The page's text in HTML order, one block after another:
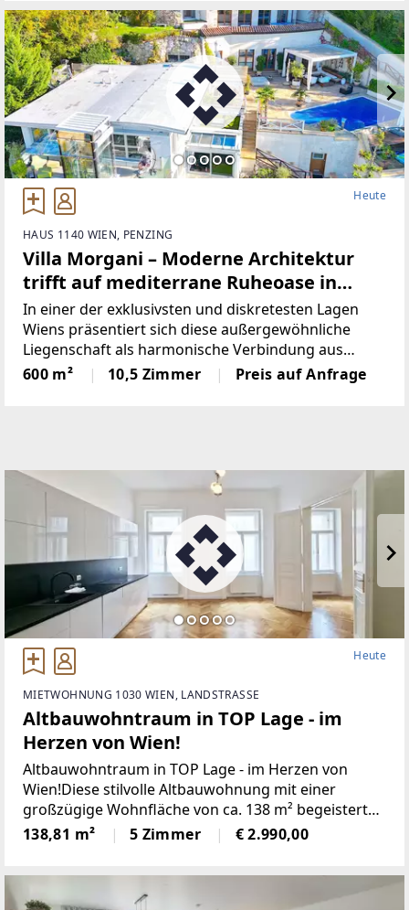
Heute
HAUS 1140 WIEN, PENZING
Villa Morgani – Moderne Architektur
trifft auf mediterrane Ruheoase in
absoluter Privatsphäre
In einer der exklusivsten und diskretesten Lagen
Wiens präsentiert sich diese außergewöhnliche
Liegenschaft als harmonische Verbindung aus
moderner Architektur und mediterranem Stil.
Eingebettet in eine ruhige, grüne Hanglage mit
600 m² 10,5 Zimmer Preis auf Anfrage
Heute
MIETWOHNUNG 1030 WIEN, LANDSTRASSE
Altbauwohntraum in TOP Lage - im
Herzen von Wien!
Altbauwohntraum in TOP Lage - im Herzen von
Wien!Diese stilvolle Altbauwohnung mit einer
großzügige Wohnfläche von ca. 138 m² begeistert
mit gesamt 5 Wohnräumen, einer modern
ausgestatteten Einbauküche, zwei Badezimmer in
138,81 m² 5 Zimmer € 2.990,00